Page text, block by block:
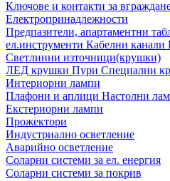
Ключове и контакти за
Електропринадлежности
Предпазители, апартаментни
ел.инструменти Кабелни канали
Светлинни източници(крушки)
ЛЕД крушки Пури Специални
Интериорни лампи
Плафони и аплици Настолни
Екстериорни лампи
Прожектори
Индустриално осветление
Аварийно осветление
Соларни системи за ел. енергия
Соларни системи за покрив